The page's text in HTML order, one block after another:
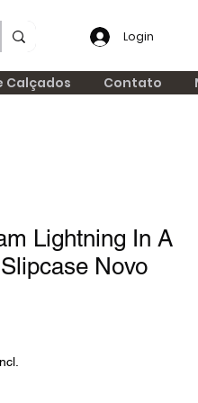
Login
Calçados Contato
Lightning In A
Novo